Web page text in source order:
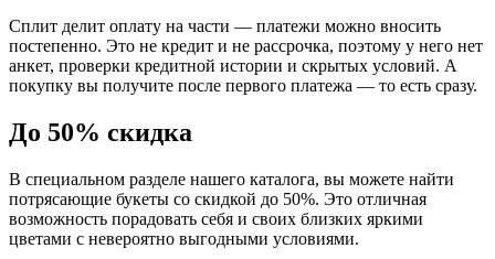
Сплит делит оплату на части — платежи можно вносить
постепенно. Это не кредит и не рассрочка, поэтому у него нет
анкет, проверки кредитной истории и скрытых условий. А
покупку вы получите после первого платежа — то есть сразу.
До 50% скидка
В специальном разделе нашего каталога, вы можете найти
потрясающие букеты со скидкой до 50%. Это отличная
возможность порадовать себя и своих близких яркими
цветами с невероятно выгодными условиями.